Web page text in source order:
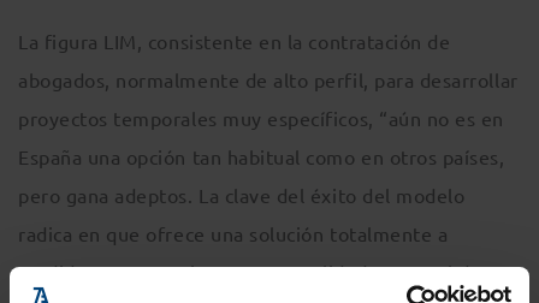
La figura LIM, consistente en la contratación de
abogados, normalmente de alto perfil, para desarrollar
proyectos temporales muy específicos, “aún no es en
España una opción tan habitual como en otros países,
pero gana adeptos. La clave del éxito del modelo
radica en que ofrece una solución totalmente a
medida que garantiza extrema calidad y control de